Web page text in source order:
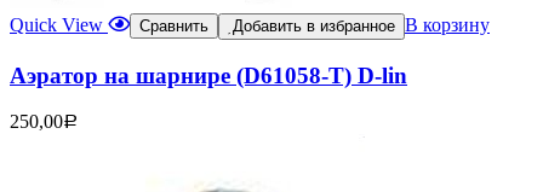
Quick View Сравнить Добавить в избранное В корзину
Аэратор на шарнире (D61058-T) D-lin
250,00Р